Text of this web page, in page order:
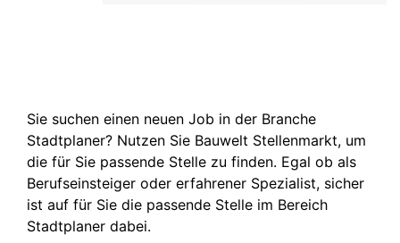
Sie suchen einen neuen Job in der Branche
Stadtplaner? Nutzen Sie Bauwelt Stellenmarkt, um
die für Sie passende Stelle zu finden. Egal ob als
Berufseinsteiger oder erfahrener Spezialist, sicher
ist auf für Sie die passende Stelle im Bereich
Stadtplaner dabei.